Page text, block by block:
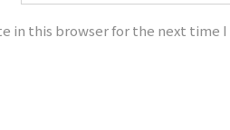
in this browser for the next time